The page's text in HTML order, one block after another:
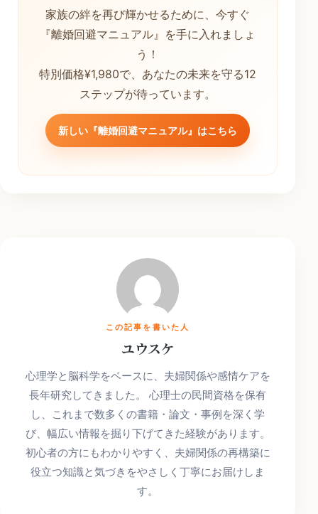
家族の絆を再び輝かせるために、今すぐ
『離婚回避マニュアル』を手に入れましょ
う！
特別価格¥1,980で、あなたの未来を守る12
ステップが待っています。
新しい『離婚回避マニュアル』はこちら
この記事を書いた人
ユウスケ
心理学と脳科学をベースに、夫婦関係や感情ケアを
長年研究してきました。 心理士の民間資格を保有
し、これまで数多くの書籍・論文・事例を深く学
び、幅広い情報を掘り下げてきた経験があります。
初心者の方にもわかりやすく、夫婦関係の再構築に
役立つ知識と気づきをやさしく丁寧にお届けしま
す。